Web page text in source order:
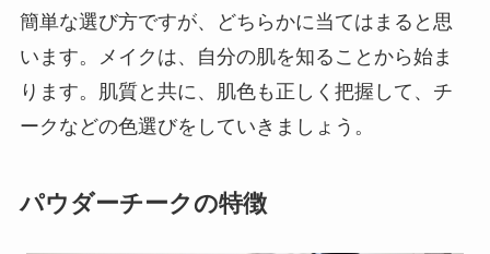
簡単な選び方ですが、どちらかに当てはまると思
います。メイクは、自分の肌を知ることから始ま
ります。肌質と共に、肌色も正しく把握して、チ
ークなどの色選びをしていきましょう。
パウダーチークの特徴